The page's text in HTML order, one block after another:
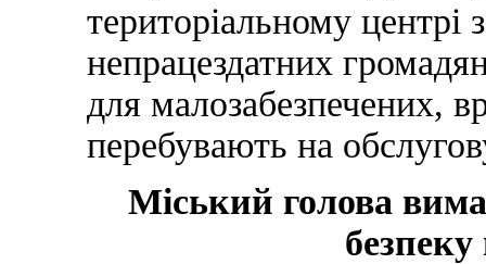
територіальному центрі
непрацездатних
для малозабезпечених,
перебувають на
Міський голова